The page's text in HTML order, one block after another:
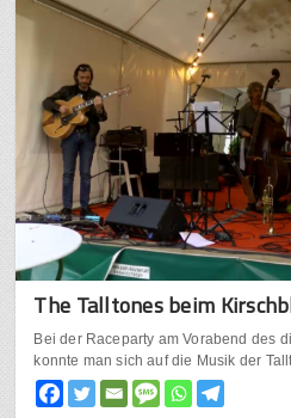
The Talltones beim
Bei der Raceparty am Vorabend des
konnte man sich auf die Musik der